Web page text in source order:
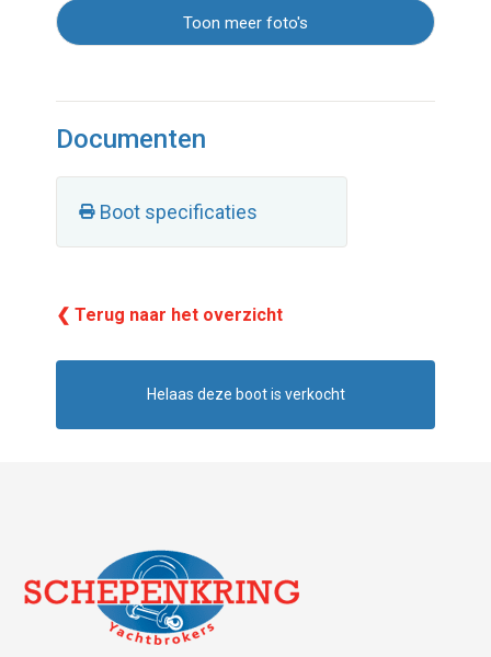
Toon meer foto's
Documenten
Boot specificaties
❮ Terug naar het overzicht
Helaas deze boot is verkocht